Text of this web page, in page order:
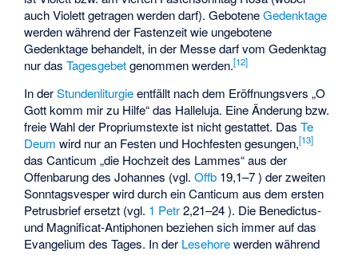
auch Violett getragen werden darf). GeboteneGedenktage
werden während der Fastenzeit wie ungebotene
Gedenktage behandelt, in der Messe darf vom Gedenktag
nur dasTagesgebetgenommen werden.[12]
In derStundenliturgieentfällt nach dem Eröffnungsvers „O
Gott komm mir zu Hilfe“ das Halleluja. Eine Änderung bzw.
freie Wahl der Propriumstexte ist nicht gestattet. DasTe
Deum wird nur an Festen und Hochfesten gesungen,[13]
das Canticum „die Hochzeit des Lammes“ aus der
Offenbarung des Johannes (vgl.Offb 19,1–7 ) der zweiten
Sonntagsvesper wird durch ein Canticum aus dem ersten
Petrusbrief ersetzt (vgl. 1 Petr2,21–24 ). Die Benedictus-
und Magnificat-Antiphonen beziehen sich immer auf das
Evangelium des Tages. In der Lesehorewerden während